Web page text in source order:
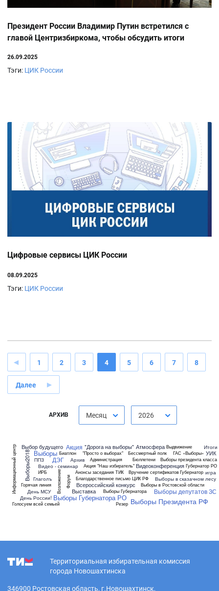
Президент России Владимир Путин встретился с
главой Центризбиркома, чтобы обсудить итоги
26.09.2025
Тэги: ЦИК России
Цифровые сервисы ЦИК России
08.09.2025
Тэги: ЦИК России
1 2 3 4 5 6 7 8
Далее
АРХИВ Месяц 2026
"Дорога на выборы"
"Просто о выборах"
Администрация
Акция
Акция "Наш избиратель"
Анонсы заседания ТИК
Архив
Атмосфера
Бессмертный полк
Биатлон
Благодарственное письмо ЦИК РФ
Бюллетени
Видео - семинар Видеоконференция
Возложение Вручение сертификатов
Всероссийский конкурс
Выбор будущего
Выборы
Выборы Губернатора
Выборы Губернатора РО Выборы Президента РФ
Выборы в Ростовской области
Выборы в сказачном лесу
Выборы депутатов ЗС
Выборы президента класса
Выборы2018
Выдвижение
Выставка
ГАС «Выборы»
Глаголъ
Голосуем всей семьей
Горячая линия
Губернатор
Губернатор РО
ДЭГ
День МСУ
День России!
ИРБ
Информационный центр
Итоги
ППЗ
Резер
УИК
Форум
игра
Территориальная избирательная комиссия
города Новошахтинска
346900 Ростовская область, г.Новошахтинск,